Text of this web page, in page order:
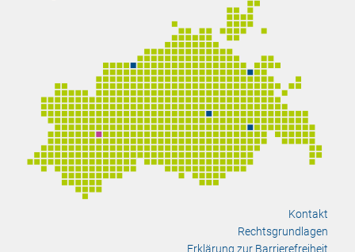
Kontakt
Rechtsgrundlagen
Erklärung zur Barrierefreiheit